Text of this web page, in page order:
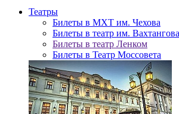
Театры
Билеты в МХТ им. Чехова
Билеты в театр им. Вахтангова
Билеты в театр Ленком
Билеты в Театр Моссовета